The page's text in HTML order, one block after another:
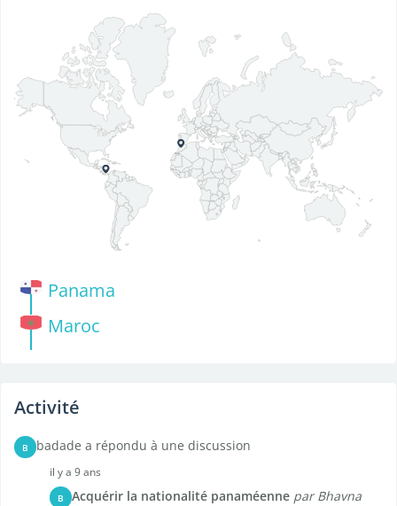
Panama
Maroc
Activité
B badade a répondu à une discussion
il y a 9 ans
B Acquérir la nationalité panaméenne par Bhavna